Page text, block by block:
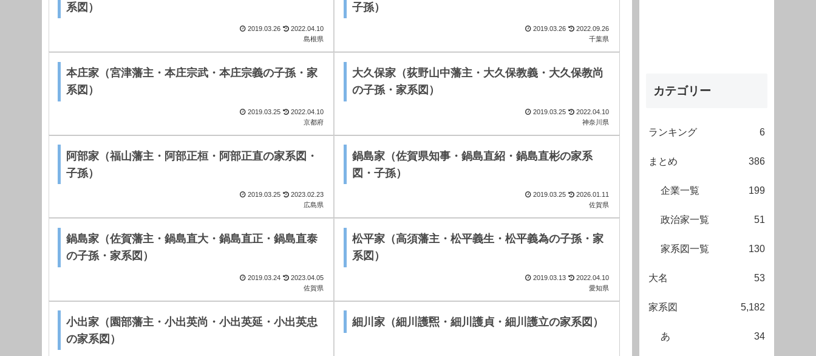
系図）
2019.03.26
2022.04.10
島根県
子孫）
2019.03.26
2022.09.26
千葉県
本庄家（宮津藩主・本庄宗武・本庄宗義の子孫・家
系図）
2019.03.25
2022.04.10
京都府
大久保家（荻野山中藩主・大久保教義・大久保教尚
の子孫・家系図）
2019.03.25
2022.04.10
神奈川県
阿部家（福山藩主・阿部正桓・阿部正直の家系図・
子孫）
2019.03.25
2023.02.23
広島県
鍋島家（佐賀県知事・鍋島直紹・鍋島直彬の家系
図・子孫）
2019.03.25
2026.01.11
佐賀県
鍋島家（佐賀藩主・鍋島直大・鍋島直正・鍋島直泰
の子孫・家系図）
2019.03.24
2023.04.05
佐賀県
松平家（高須藩主・松平義生・松平義為の子孫・家
系図）
2019.03.13
2022.04.10
愛知県
小出家（園部藩主・小出英尚・小出英延・小出英忠
の家系図）
細川家（細川護煕・細川護貞・細川護立の家系図）
カテゴリー
ランキング 6
まとめ 386
企業一覧 199
政治家一覧 51
家系図一覧 130
大名 53
家系図 5,182
あ 34